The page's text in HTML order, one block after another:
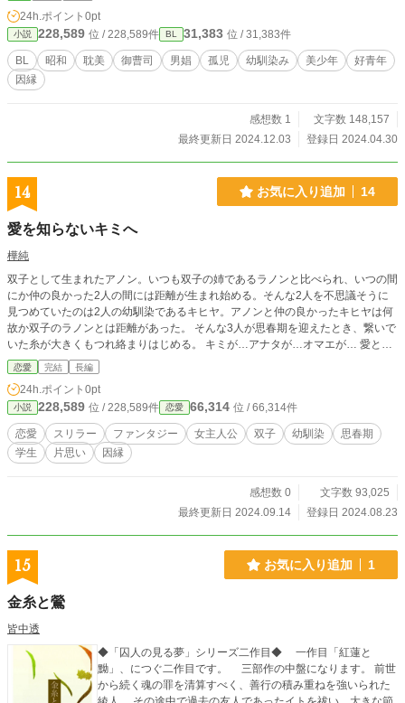
24h.ポイント 0pt
小説 228,589 位 / 228,589件 BL 31,383 位 / 31,383件
BL 昭和 耽美 御曹司 男娼 孤児 幼馴染み 美少年
好青年
因縁
感想数 1
文字数 148,157
最終更新日 2024.12.03
登録日 2024.04.30
14 お気に入り追加 14
愛を知らないキミへ
樺純
双子として生まれたアノン。いつも双子の姉であるラノンと比べられ、いつの間
にか仲の良かった2人の間には距離が生まれ始める。そんな2人を不思議そうに
見つめていたのは2人の幼馴染であるキヒヤ。アノンと仲の良かったキヒヤは何
故か双子のラノンとは距離があった。 そんな3人が思春期を迎えたとき、繋いで
いた糸が大きくもつれ絡まりはじめる。 キミが…アナタが…オマエが… 愛と憎
しみと悲しみ。 絡み合ってしまった糸は解けることが出来るのだろうか？
恋愛 完結 長編
24h.ポイント 0pt
小説 228,589 位 / 228,589件 恋愛 66,314 位 / 66,314件
恋愛 スリラー ファンタジー 女主人公 双子 幼馴染
思春期
学生
片思い 因縁
感想数 0
文字数 93,025
最終更新日 2024.09.14
登録日 2024.08.23
15 お気に入り追加 1
金糸と鶯
皆中透
◆「囚人の見る夢」シリーズ二作目◆ 一作目「紅蓮と
黝」、につぐ二作目です。 三部作の中盤になります。 前世
から続く魂の罪を清算すべく、善行の積み重ねを強いられた